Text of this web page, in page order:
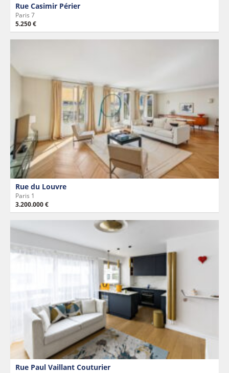
Rue Casimir Périer
Paris 7
5.250 €
Rue du Louvre
Paris 1
3.200.000 €
Rue Paul Vaillant Couturier